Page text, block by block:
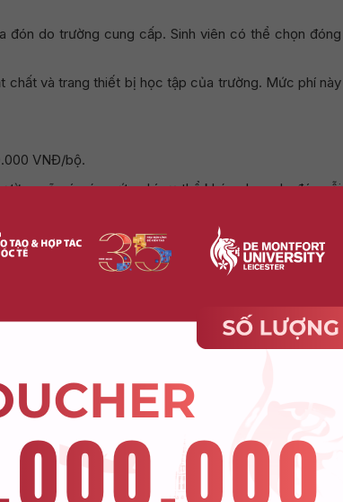
đón do trường cung cấp. Sinh viên có thể chọn đóng
chất và trang thiết bị học tập của trường. Mức phí này
VNĐ/bộ.
sẽ có các mức phí cụ thể khác nhau, do đó, mỗi
đề.